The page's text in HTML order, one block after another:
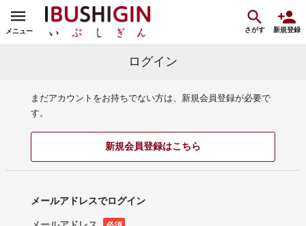
メニュー さがす 新規登録
ログイン
まだアカウントをお持ちでない方は、新規会員登録が必要で
す。
新規会員登録はこちら
メールアドレスでログイン